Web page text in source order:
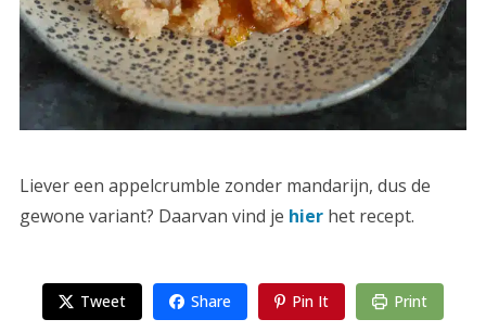
Liever een appelcrumble zonder mandarijn, dus de
gewone variant? Daarvan vind je hierhet recept.
Tweet Share Pin It Print